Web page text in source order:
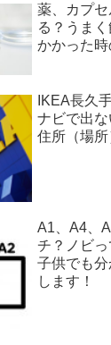
薬、カプセ
る？うま
かかった
IKEA長久
ナビで出
住所（場所
A1、A4、
チ？ノビ
子供でも
します！